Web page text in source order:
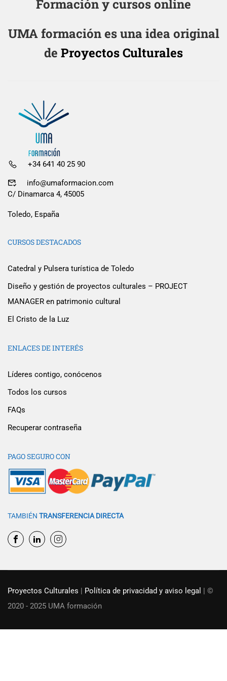
Formación y cursos online
UMA formación es una idea original
de Proyectos Culturales
+34 641 40 25 90
info@umaformacion.com
C/ Dinamarca 4, 45005
Toledo, España
CURSOS DESTACADOS
Catedral y Pulsera turística de Toledo
Diseño y gestión de proyectos culturales – PROJECT
MANAGER en patrimonio cultural
El Cristo de la Luz
ENLACES DE INTERÉS
Líderes contigo, conócenos
Todos los cursos
FAQs
Recuperar contraseña
PAGO SEGURO CON
TAMBIÉN TRANSFERENCIA DIRECTA
Proyectos Culturales | Política de privacidad y aviso legal | ©
2020 - 2025 UMA formación